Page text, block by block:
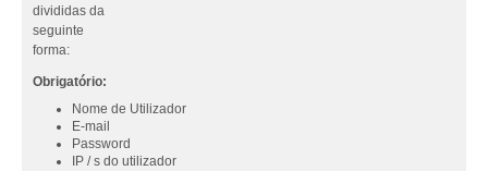
divididas da
seguinte
forma:
Obrigatório:
Nome de Utilizador
E-mail
Password
IP / s do utilizador